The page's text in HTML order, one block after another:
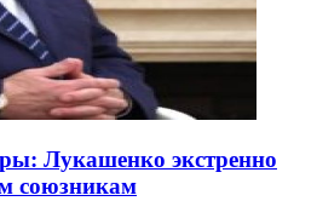
Лукашенко экстренно
союзникам